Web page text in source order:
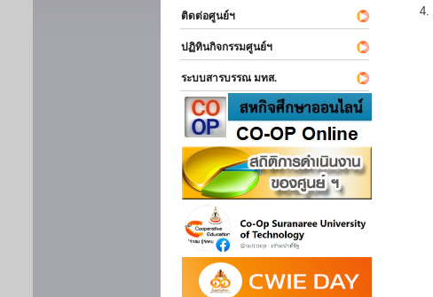
ติดต่อศูนย์ฯ
ปฏิทินกิจกรรมศูนย์ฯ
ระบบสารบรรณ มทส.